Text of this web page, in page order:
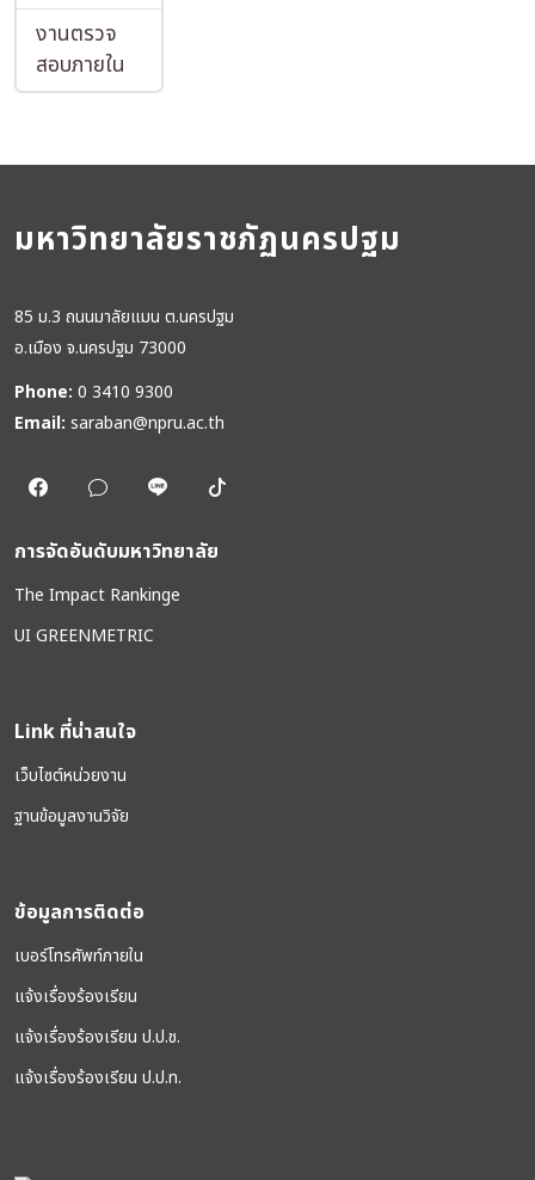
งานตรวจ
สอบภายใน
มหาวิทยาลัยราชภัฏนครปฐม
85 ม.3 ถนนมาลัยแมน ต.นครปฐม
อ.เมือง จ.นครปฐม 73000
Phone: 0 3410 9300
Email: saraban@npru.ac.th
การจัดอันดับมหาวิทยาลัย
The Impact Rankinge
UI GREENMETRIC
Link ที่น่าสนใจ
เว็บไซต์หน่วยงาน
ฐานข้อมูลงานวิจัย
ข้อมูลการติดต่อ
เบอร์โทรศัพท์ภายใน
แจ้งเรื่องร้องเรียน
แจ้งเรื่องร้องเรียน ป.ป.ช.
แจ้งเรื่องร้องเรียน ป.ป.ท.